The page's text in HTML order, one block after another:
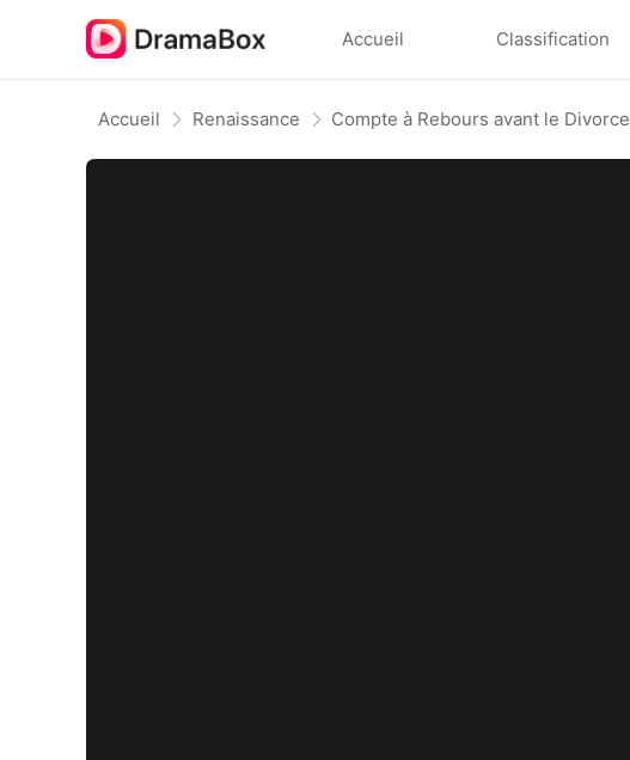
Accueil Classification
Accueil Renaissance Compte à Rebours avant le Divorce